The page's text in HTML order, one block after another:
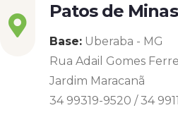
Patos de
Base: Uberaba - MG
Rua Adail Gomes
Jardim Maracanã
34 99319-9520 / 34